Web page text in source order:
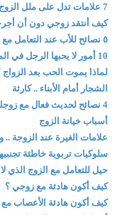
7 علامات تدل على ملل الزوج من الزوجة
كيف أنتقد زوجي دون أن
٥ نصائح للأب عند التعامل مع الابن في مرحلة المراهقة
10 أمور لا يحبها الرجل في المرأة
لماذا يموت الحب بعد الزواج
الشجار أمام الأبناء .. كارثة
4 نصائح لحديث فعال مع زوجك
أسباب خيانة الزوج
علامات الغيرة عند الزوجة
سلوكيات تربوية خاطئة
حيل للتعامل مع الزوج الذي
كيف أكون هادئة مع زوجي ؟
كيف أكون هادئة الأعصاب